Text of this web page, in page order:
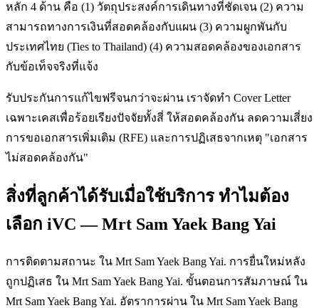
หลัก 4 ด้าน คือ (1) วัตถุประสงค์การเดินทางที่ชัดเจน (2) ความ
สามารถทางการเงินที่สอดคล้องกับแผน (3) ความผูกพันกับ
ประเทศไทย (Ties to Thailand) (4) ความสอดคล้องของเอกสาร
กับข้อเท็จจริงที่แจ้ง
รับประกันการแก้ไขฟรีจนกว่าจะผ่าน เราจัดทำ Cover Letter
เฉพาะเคสเพื่อร้อยเรียงปัจจัยทั้งสี่ ให้สอดคล้องกัน ลดความเสี่ยง
การขอเอกสารเพิ่มเติม (RFE) และการปฏิเสธจากเหตุ "เอกสาร
ไม่สอดคล้องกัน"
สิ่งที่ลูกค้าได้รับเมื่อใช้บริการ ทำไมต้อง
เลือก iVC — Mrt Sam Yaek Bang Yai
การติดตามสถานะ ใน Mrt Sam Yaek Bang Yai. การยื่นใหม่หลัง
ถูกปฏิเสธ ใน Mrt Sam Yaek Bang Yai. ขั้นตอนการสัมภาษณ์ ใน
Mrt Sam Yaek Bang Yai. อัตราการผ่าน ใน Mrt Sam Yaek Bang